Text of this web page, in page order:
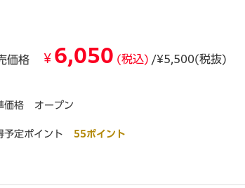
価格 ¥ 6,050 (税込) /¥5,500(税抜)
価格 オープン
予定ポイント 55ポイント